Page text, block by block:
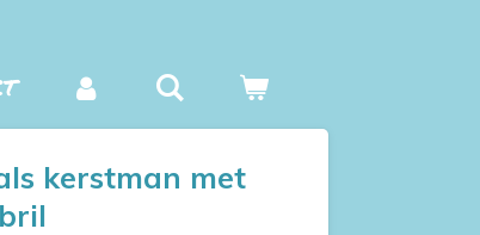
kerstman met